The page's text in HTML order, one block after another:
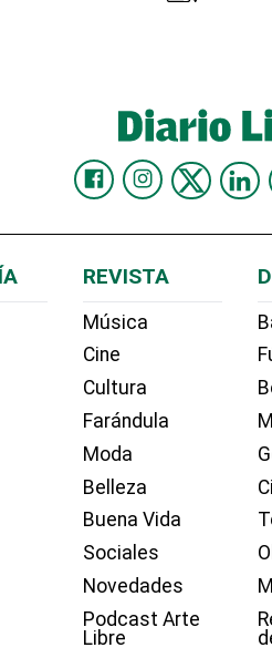
REVISTA
Música
Cine
Cultura
Farándula
Moda
Belleza
Buena Vida
Sociales
Novedades
Podcast Arte
Libre